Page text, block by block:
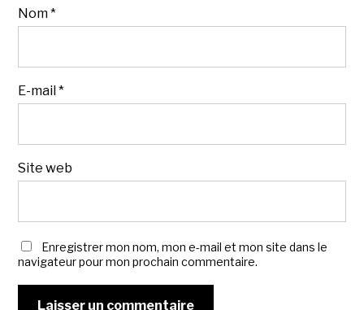
Nom*
E-mail*
Site web
Enregistrer mon nom, mon e-mail et mon site dans le
navigateur pour mon prochain commentaire.